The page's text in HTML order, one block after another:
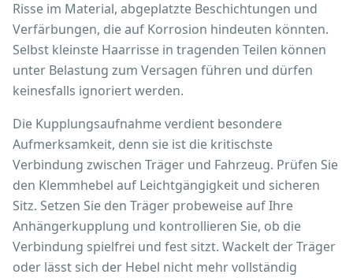
Risse im Material, abgeplatzte Beschichtungen und
Verfärbungen, die auf Korrosion hindeuten könnten.
Selbst kleinste Haarrisse in tragenden Teilen können
unter Belastung zum Versagen führen und dürfen
keinesfalls ignoriert werden.
Die Kupplungsaufnahme verdient besondere
Aufmerksamkeit, denn sie ist die kritischste
Verbindung zwischen Träger und Fahrzeug. Prüfen Sie
den Klemmhebel auf Leichtgängigkeit und sicheren
Sitz. Setzen Sie den Träger probeweise auf Ihre
Anhängerkupplung und kontrollieren Sie, ob die
Verbindung spielfrei und fest sitzt. Wackelt der Träger
oder lässt sich der Hebel nicht mehr vollständig